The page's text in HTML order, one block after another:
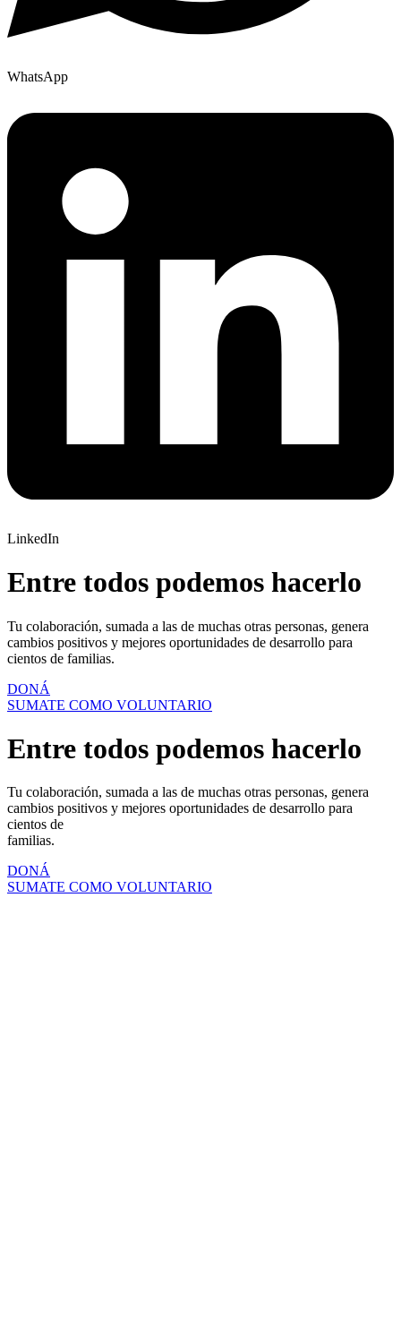
WhatsApp
LinkedIn
Entre todos podemos hacerlo
Tu colaboración, sumada a las de muchas otras personas, genera
cambios positivos y mejores oportunidades de desarrollo para
cientos de familias.
DONÁ
SUMATE COMO VOLUNTARIO
Entre todos podemos hacerlo
Tu colaboración, sumada a las de muchas otras personas, genera
cambios positivos y mejores oportunidades de desarrollo para
cientos de
familias.
DONÁ
SUMATE COMO VOLUNTARIO